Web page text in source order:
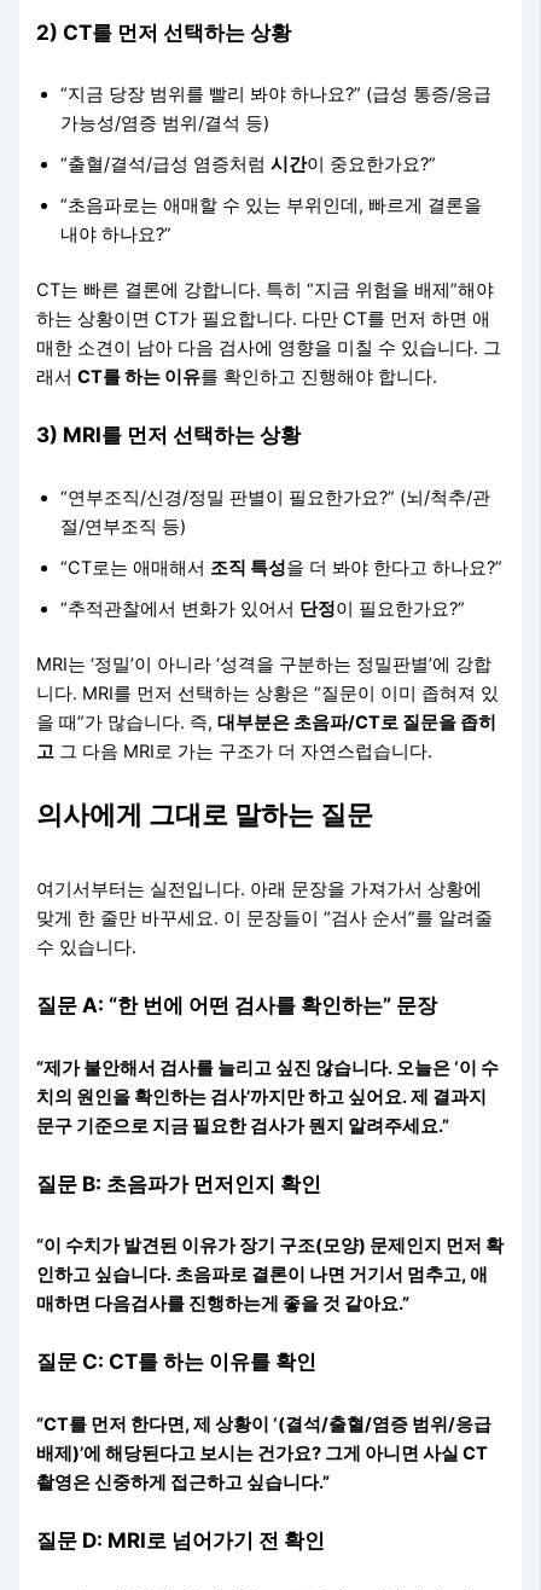
2) CT를 먼저 선택하는 상황
“지금 당장 범위를 빨리 봐야 하나요?” (급성 통증/응급
가능성/염증 범위/결석 등)
“출혈/결석/급성 염증처럼시간이 중요한가요?”
“초음파로는 애매할 수 있는 부위인데, 빠르게 결론을
내야 하나요?”
CT는 빠른 결론에 강합니다. 특히 “지금 위험을 배제”해야
하는 상황이면 CT가 필요합니다. 다만 CT를 먼저 하면 애
매한 소견이 남아 다음 검사에 영향을 미칠 수 있습니다. 그
래서CT를 하는 이유를 확인하고 진행해야 합니다.
3) MRI를 먼저 선택하는 상황
“연부조직/신경/정밀 판별이 필요한가요?” (뇌/척추/관
절/연부조직 등)
“CT로는 애매해서 조직 특성을 더 봐야 한다고 하나요?”
“추적관찰에서 변화가 있어서 단정이 필요한가요?”
MRI는 ‘정밀’이 아니라 ‘성격을 구분하는 정밀판별’에 강합
니다. MRI를 먼저 선택하는 상황은 “질문이 이미 좁혀져 있
을 때”가 많습니다. 즉,대부분은 초음파/CT로 질문을 좁히
고 그 다음 MRI로 가는 구조가 더 자연스럽습니다.
의사에게 그대로 말하는 질문
여기서부터는 실전입니다. 아래 문장을 가져가서 상황에
맞게 한 줄만 바꾸세요. 이 문장들이 “검사 순서”를 알려줄
수 있습니다.
질문 A: “한 번에 어떤 검사를 확인하는” 문장
“제가 불안해서 검사를 늘리고 싶진 않습니다. 오늘은 ‘이 수
치의 원인을 확인하는 검사’까지만 하고 싶어요. 제 결과지
문구 기준으로 지금 필요한 검사가 뭔지 알려주세요.”
질문 B: 초음파가 먼저인지 확인
“이 수치가 발견된 이유가 장기 구조(모양) 문제인지 먼저 확
인하고 싶습니다. 초음파로 결론이 나면 거기서 멈추고, 애
매하면 다음검사를 진행하는게 좋을 것 같아요.”
질문 C: CT를 하는 이유를 확인
“CT를 먼저 한다면, 제 상황이 ‘(결석/출혈/염증 범위/응급
배제)’에 해당된다고 보시는 건가요? 그게 아니면 사실 CT
촬영은 신중하게 접근하고 싶습니다.”
질문 D: MRI로 넘어가기 전 확인